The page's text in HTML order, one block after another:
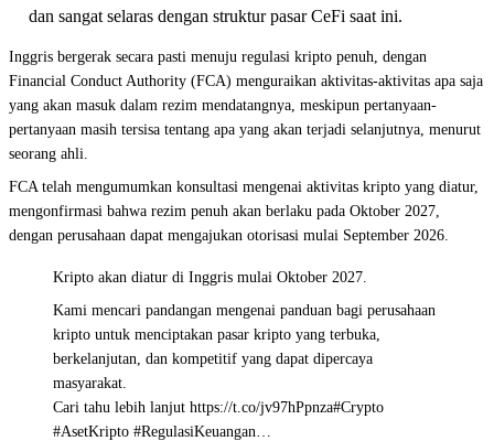
dan sangat selaras dengan struktur pasar CeFi saat ini.
Inggris bergerak secara pasti menuju regulasi kripto penuh, dengan
Financial Conduct Authority (FCA) menguraikan aktivitas-aktivitas apa saja
yang akan masuk dalam rezim mendatangnya, meskipun pertanyaan-
pertanyaan masih tersisa tentang apa yang akan terjadi selanjutnya, menurut
seorang ahli.
FCA telah mengumumkan konsultasi mengenai aktivitas kripto yang diatur,
mengonfirmasi bahwa rezim penuh akan berlaku pada Oktober 2027,
dengan perusahaan dapat mengajukan otorisasi mulai September 2026.
Kripto akan diatur di Inggris mulai Oktober 2027.
Kami mencari pandangan mengenai panduan bagi perusahaan
kripto untuk menciptakan pasar kripto yang terbuka,
berkelanjutan, dan kompetitif yang dapat dipercaya
masyarakat.
Cari tahu lebih lanjut https://t.co/jv97hPpnza#Crypto
#AsetKripto #RegulasiKeuangan…